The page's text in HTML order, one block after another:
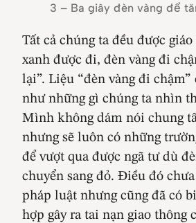
3 – Ba giây đèn vàng để
Tất cả chúng ta đều được
xanh được đi, đèn vàng đi
lại”. Liệu “đèn vàng đi
như những gì chúng ta nhìn
Mình không dám nói chung
nhưng sẽ luôn có những
để vượt qua được ngã tư dù
chuyển sang đỏ. Điều đó
pháp luật nhưng cũng đã có
hợp gây ra tai nạn giao thông